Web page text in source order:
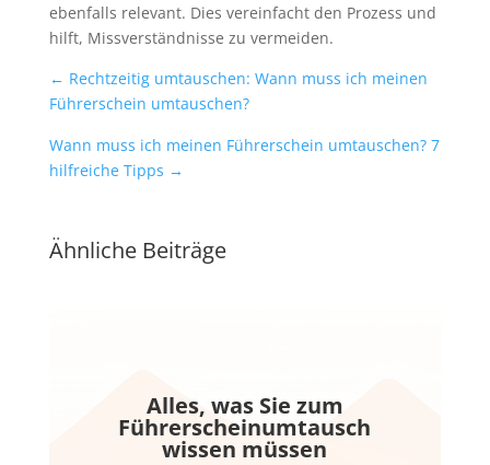
ebenfalls relevant. Dies vereinfacht den Prozess und
hilft, Missverständnisse zu vermeiden.
← Rechtzeitig umtauschen: Wann muss ich meinen
Führerschein umtauschen?
Wann muss ich meinen Führerschein umtauschen? 7
hilfreiche Tipps →
Ähnliche Beiträge
Alles, was Sie zum
Führerscheinumtausch
wissen müssen